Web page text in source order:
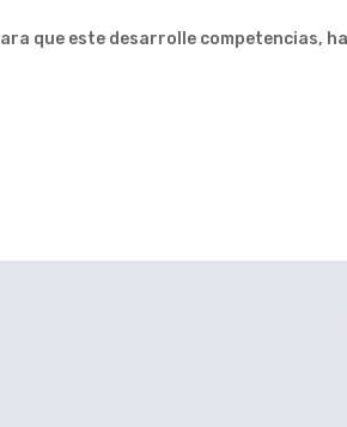
que este desarrolle competencias,